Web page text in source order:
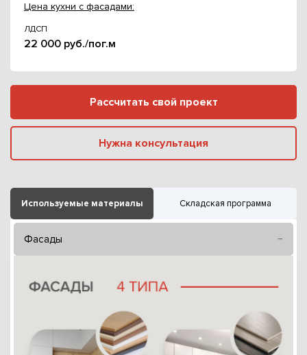
Цена кухни с фасадами:
ЛДСП
22 000 руб./пог.м
Рассчитать свой проект
Нужна консультация
Используемые материалы Складская программа
Фасады